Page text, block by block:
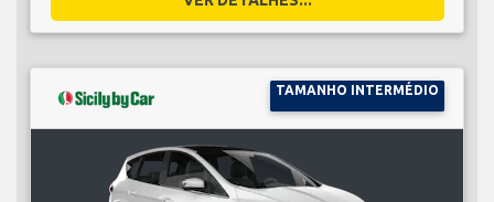
TAMANHO INTERMÉDIO